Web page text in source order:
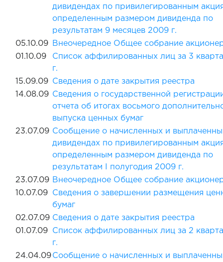
дивидендах по привилегированным
определенным размером дивиденда по
результатам 9 месяцев 2009 г.
05.10.09
Внеочередное Общее собрание
01.10.09
Cписок аффилированных лиц за 3
г.
15.09.09 Сведения о дате закрытия реестра
14.08.09 Сведения о государственной
отчета об итогах восьмого
выпуска ценных бумаг
23.07.09 Сообщение о начисленных и
дивидендах по привилегированным
определенным размером дивиденда по
результатам I полугодия 2009 г.
23.07.09 Внеочередное Общее собрание
10.07.09
Сведения о завершении размещения
бумаг
02.07.09 Сведения о дате закрытия реестра
01.07.09
Cписок аффилированных лиц за 2
г.
24.04.09 Сообщение о начисленных и